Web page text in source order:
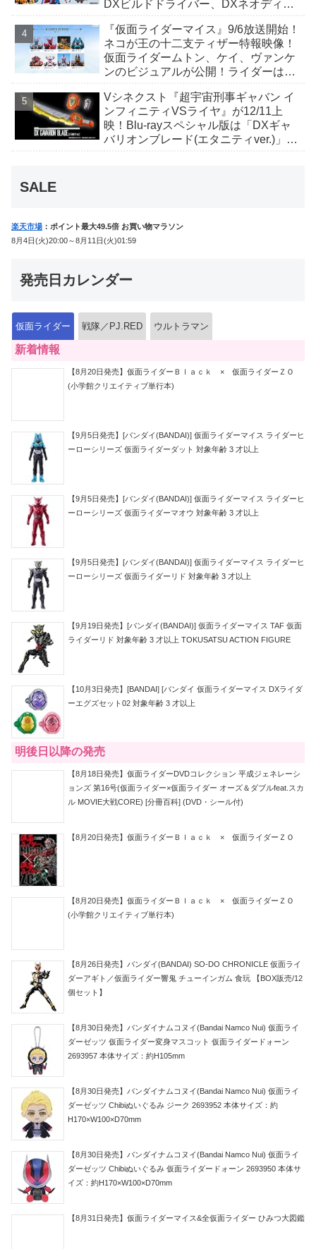
DXビルドドライバー、DXネオディケ
か12点！
『仮面ライダーマイス』9/6放送開始！
ネコが王の十二支ティザー特報映像！
仮面ライダームトン、ケイ、ヴァンケ
ンのビジュアルが公開！ライダーは子
Vシネクスト『超宇宙刑事ギャバン イ
ンフィニティVSライヤ』が12/11上
映！Blu-rayスペシャル版は「DXギャ
バリオンブレード(エタニティver.)」
SALE
楽天市場 ：ポイント最大49.5倍 お買い物マラソン
8月4日(火)20:00～8月11日(火)01:59
発売日カレンダー
仮面ライダー 戦隊／PJ.RED ウルトラマン
新着情報
【8月20日発売】仮面ライダーＢｌａｃｋ × 仮面ライダーＺＯ
(小学館クリエイティブ単行本)
【9月5日発売】[バンダイ(BANDAI)] 仮面ライダーマイス ライダーヒ
ーローシリーズ 仮面ライダーダット 対象年齢 3 才以上
【9月5日発売】[バンダイ(BANDAI)] 仮面ライダーマイス ライダーヒ
ーローシリーズ 仮面ライダーマオウ 対象年齢 3 才以上
【9月5日発売】[バンダイ(BANDAI)] 仮面ライダーマイス ライダーヒ
ーローシリーズ 仮面ライダーリド 対象年齢 3 才以上
【9月19日発売】[バンダイ(BANDAI)] 仮面ライダーマイス TAF 仮面
ライダーリド 対象年齢 3 才以上 TOKUSATSU ACTION FIGURE
【10月3日発売】[BANDAI] [バンダイ 仮面ライダーマイス DXライダ
ーエグズセット02 対象年齢 3 才以上
明後日以降の発売
【8月18日発売】仮面ライダーDVDコレクション 平成ジェネレーシ
ョンズ 第16号(仮面ライダー×仮面ライダー オーズ＆ダブルfeat.スカ
ル MOVIE大戦CORE) [分冊百科] (DVD・シール付)
【8月20日発売】仮面ライダーＢｌａｃｋ × 仮面ライダーＺＯ
【8月20日発売】仮面ライダーＢｌａｃｋ × 仮面ライダーＺＯ
(小学館クリエイティブ単行本)
【8月26日発売】バンダイ(BANDAI) SO-DO CHRONICLE 仮面ライ
ダーアギト／仮面ライダー響鬼 チューインガム 食玩 【BOX販売/12
個セット】
【8月30日発売】バンダイナムコヌイ(Bandai Namco Nui) 仮面ライ
ダーゼッツ 仮面ライダー変身マスコット 仮面ライダードォーン
2693957 本体サイズ：約H105mm
【8月30日発売】バンダイナムコヌイ(Bandai Namco Nui) 仮面ライ
ダーゼッツ Chibiぬいぐるみ ジーク 2693952 本体サイズ：約
H170×W100×D70mm
【8月30日発売】バンダイナムコヌイ(Bandai Namco Nui) 仮面ライ
ダーゼッツ Chibiぬいぐるみ 仮面ライダードォーン 2693950 本体サ
イズ：約H170×W100×D70mm
【8月31日発売】仮面ライダーマイス&全仮面ライダー ひみつ大図鑑